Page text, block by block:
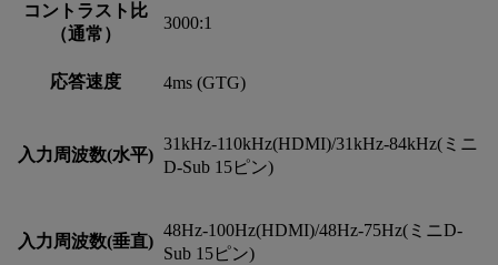
コントラスト比
（通常）
3000:1
応答速度 4ms (GTG)
入力周波数(水平)
31kHz-110kHz(HDMI)/31kHz-84kHz(ミニ
D-Sub 15ピン)
入力周波数(垂直)
48Hz-100Hz(HDMI)/48Hz-75Hz(ミニD-
Sub 15ピン)